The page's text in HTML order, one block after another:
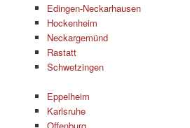
Edingen-Neckarhausen
Hockenheim
Neckargemünd
Rastatt
Schwetzingen
Eppelheim
Karlsruhe